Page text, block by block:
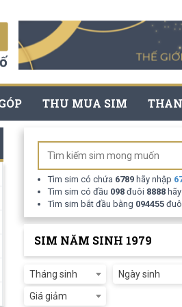
THU MUA SIM
Tìm sim có chứa 6789 hãy nhập
Tìm sim có đầu 098 đuôi 8888hãy
Tìm sim bắt đầu bằng 094455
SIM NĂM SINH 1979
Tháng sinh Ngày sinh
Giá giảm